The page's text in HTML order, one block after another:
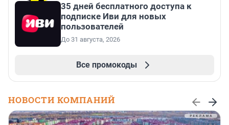
35 дней бесплатного доступа к
подписке Иви для новых
пользователей
До 31 августа, 2026
Все промокоды
НОВОСТИ КОМПАНИЙ